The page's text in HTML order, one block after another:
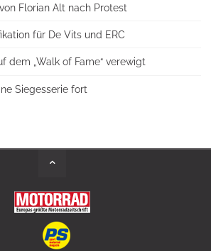
Florian Alt nach Protest
für De Vits und ERC
dem „Walk of Fame“ verewigt
Siegesserie fort
Back